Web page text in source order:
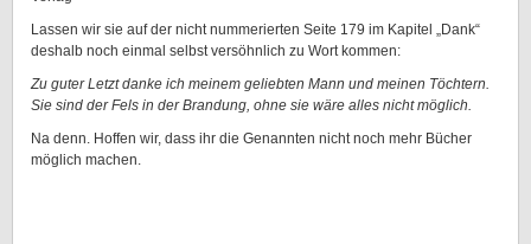
Lassen wir sie auf der nicht nummerierten Seite 179 im Kapitel „Dank“
deshalb noch einmal selbst versöhnlich zu Wort kommen:
Zu guter Letzt danke ich meinem geliebten Mann und meinen Töchtern.
Sie sind der Fels in der Brandung, ohne sie wäre alles nicht möglich.
Na denn. Hoffen wir, dass ihr die Genannten nicht noch mehr Bücher
möglich machen.